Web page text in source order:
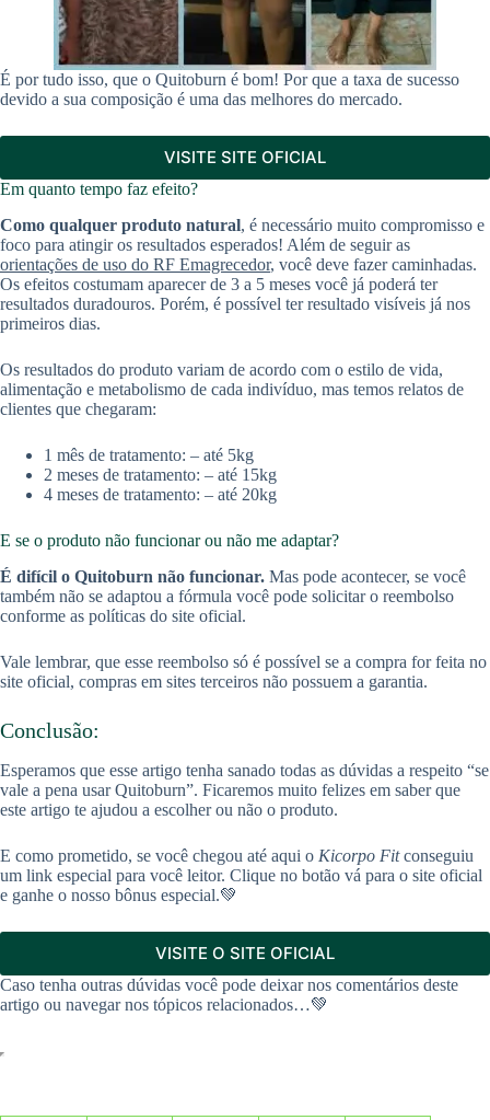
É por tudo isso, que o Quitoburn é bom! Por que a taxa de sucesso
devido a sua composição é uma das melhores do mercado.
VISITE SITE OFICIAL
Em quanto tempo faz efeito?
Como qualquer produto natural, é necessário muito compromisso e
foco para atingir os resultados esperados! Além de seguir as
orientações de uso do RF Emagrecedor, você deve fazer caminhadas.
Os efeitos costumam aparecer de 3 a 5 meses você já poderá ter
resultados duradouros. Porém, é possível ter resultado visíveis já nos
primeiros dias.
Os resultados do produto variam de acordo com o estilo de vida,
alimentação e metabolismo de cada indivíduo, mas temos relatos de
clientes que chegaram:
1 mês de tratamento: – até 5kg
2 meses de tratamento: – até 15kg
4 meses de tratamento: – até 20kg
E se o produto não funcionar ou não me adaptar?
É difícil o Quitoburn não funcionar. Mas pode acontecer, se você
também não se adaptou a fórmula você pode solicitar o reembolso
conforme as políticas do site oficial.
Vale lembrar, que esse reembolso só é possível se a compra for feita no
site oficial, compras em sites terceiros não possuem a garantia.
Conclusão:
Esperamos que esse artigo tenha sanado todas as dúvidas a respeito “se
vale a pena usar Quitoburn”. Ficaremos muito felizes em saber que
este artigo te ajudou a escolher ou não o produto.
E como prometido, se você chegou até aqui o Kicorpo Fitconseguiu
um link especial para você leitor. Clique no botão vá para o site oficial
e ganhe o nosso bônus especial.💚
VISITE O SITE OFICIAL
Caso tenha outras dúvidas você pode deixar nos comentários deste
artigo ou navegar nos tópicos relacionados…💚